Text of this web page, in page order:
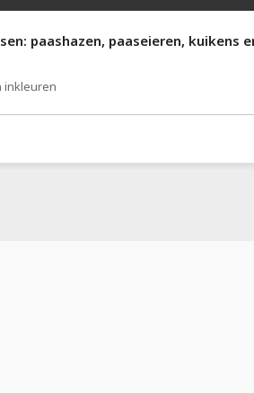
paashazen, paaseieren, kuikens
inkleuren